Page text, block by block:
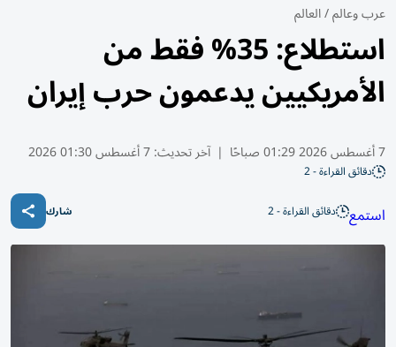
عرب وعالم/العالم
استطلاع: 35% فقط من
الأمريكيين يدعمون حرب إيران
7 أغسطس 2026 01:29 صباحًا | آخر تحديث:7 أغسطس 01:30 2026
دقائق القراءة - 2
استمع دقائق القراءة - 2 شارك